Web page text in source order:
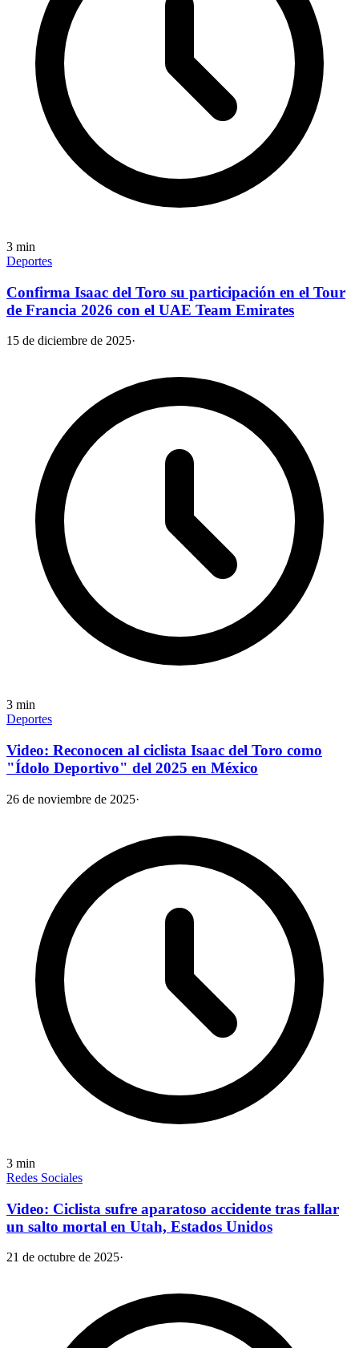
3 min
Deportes
Confirma Isaac del Toro su participación en el Tour
de Francia 2026 con el UAE Team Emirates
15 de diciembre de 2025·
3 min
Deportes
Video: Reconocen al ciclista Isaac del Toro como
"Ídolo Deportivo" del 2025 en México
26 de noviembre de 2025·
3 min
Redes Sociales
Video: Ciclista sufre aparatoso accidente tras fallar
un salto mortal en Utah, Estados Unidos
21 de octubre de 2025·